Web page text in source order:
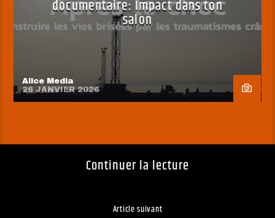
documentaire: Impact dans ton
salon
Alice Media
26 JANVIER 2026
Continuer la lecture
Article suivant